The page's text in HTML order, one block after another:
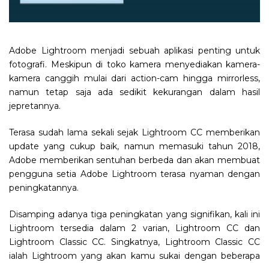
Adobe Lightroom menjadi sebuah aplikasi penting untuk
fotografi. Meskipun di toko kamera menyediakan kamera-
kamera canggih mulai dari action-cam hingga mirrorless,
namun tetap saja ada sedikit kekurangan dalam hasil
jepretannya.
Terasa sudah lama sekali sejak Lightroom CC memberikan
update yang cukup baik, namun memasuki tahun 2018,
Adobe memberikan sentuhan berbeda dan akan membuat
pengguna setia Adobe Lightroom terasa nyaman dengan
peningkatannya.
Disamping adanya tiga peningkatan yang signifikan, kali ini
Lightroom tersedia dalam 2 varian, Lightroom CC dan
Lightroom Classic CC. Singkatnya, Lightroom Classic CC
ialah Lightroom yang akan kamu sukai dengan beberapa